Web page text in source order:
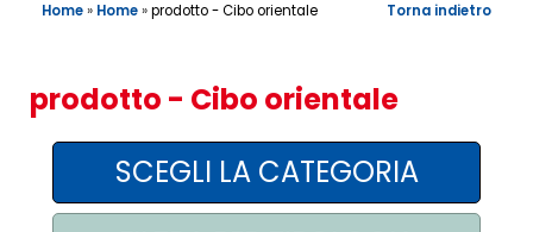
CONTATTI
AREA AGENTI
Home» Home»prodotto - Cibo orientale Torna indietro
prodotto - Cibo orientale